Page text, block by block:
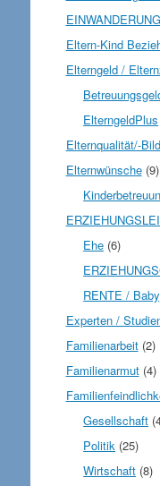
Eltern-Kind
Elterngeld /
ElterngeldPlus
Elternqualität/-
Elternwünsche(9)
Ehe (6)
RENTE /
Experten /
Familienarbeit(2)
Familienarmut(4)
Gesellschaft
Politik (25)
Wirtschaft (8)